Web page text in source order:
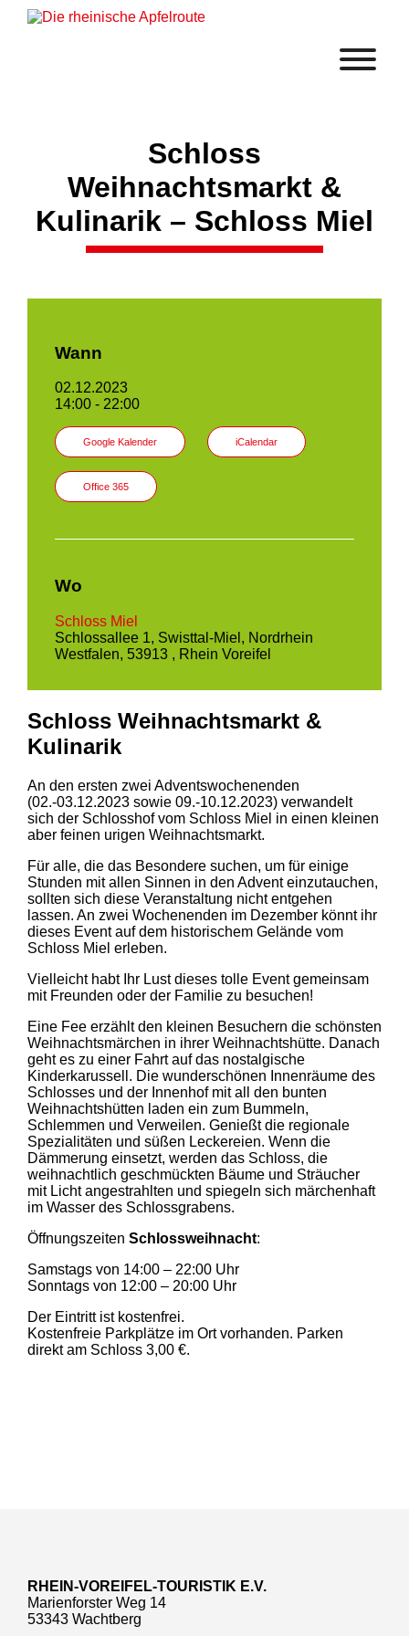
Schloss
Weihnachtsmarkt &
Kulinarik – Schloss Miel
Wann
02.12.2023
14:00 - 22:00
Google Kalender iCalendar
Office 365
Wo
Schloss Miel
Schlossallee 1, Swisttal-Miel, Nordrhein
Westfalen, 53913 , Rhein Voreifel
Schloss Weihnachtsmarkt &
Kulinarik
An den ersten zwei Adventswochenenden
(02.-03.12.2023 sowie 09.-10.12.2023) verwandelt
sich der Schlosshof vom Schloss Miel in einen kleinen
aber feinen urigen Weihnachtsmarkt.
Für alle, die das Besondere suchen, um für einige
Stunden mit allen Sinnen in den Advent einzutauchen,
sollten sich diese Veranstaltung nicht entgehen
lassen. An zwei Wochenenden im Dezember könnt ihr
dieses Event auf dem historischem Gelände vom
Schloss Miel erleben.
Vielleicht habt Ihr Lust dieses tolle Event gemeinsam
mit Freunden oder der Familie zu besuchen!
Eine Fee erzählt den kleinen Besuchern die schönsten
Weihnachtsmärchen in ihrer Weihnachtshütte. Danach
geht es zu einer Fahrt auf das nostalgische
Kinderkarussell. Die wunderschönen Innenräume des
Schlosses und der Innenhof mit all den bunten
Weihnachtshütten laden ein zum Bummeln,
Schlemmen und Verweilen. Genießt die regionale
Spezialitäten und süßen Leckereien. Wenn die
Dämmerung einsetzt, werden das Schloss, die
weihnachtlich geschmückten Bäume und Sträucher
mit Licht angestrahlten und spiegeln sich märchenhaft
im Wasser des Schlossgrabens.
Öffnungszeiten Schlossweihnacht:
Samstags von 14:00 – 22:00 Uhr
Sonntags von 12:00 – 20:00 Uhr
Der Eintritt ist kostenfrei.
Kostenfreie Parkplätze im Ort vorhanden. Parken
direkt am Schloss 3,00 €.
RHEIN-VOREIFEL-TOURISTIK E.V.
Marienforster Weg 14
53343 Wachtberg